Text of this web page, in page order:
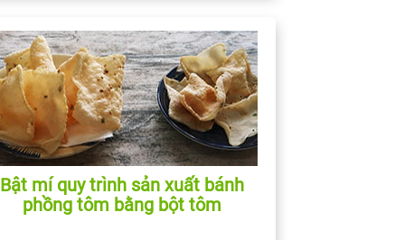
Bật mí quy trình sản xuất bánh
phồng tôm bằng bột tôm